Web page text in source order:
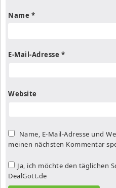
Name *
E-Mail-Adresse *
Website
Name, E-Mail-Adresse und
meinen nächsten Kommentar
Ja, ich möchte den täglichen
DealGott.de